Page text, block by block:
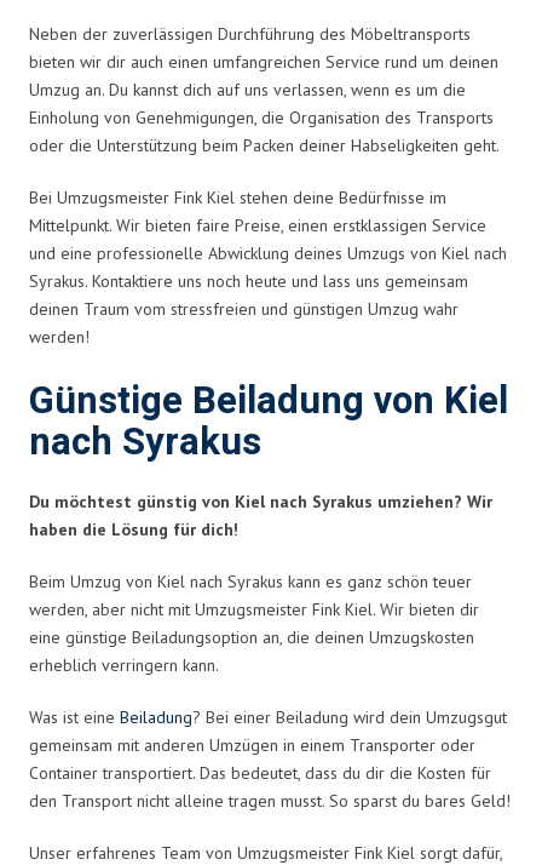
Neben der zuverlässigen Durchführung des Möbeltransports
bieten wir dir auch einen umfangreichen Service rund um deinen
Umzug an. Du kannst dich auf uns verlassen, wenn es um die
Einholung von Genehmigungen, die Organisation des Transports
oder die Unterstützung beim Packen deiner Habseligkeiten geht.
Bei Umzugsmeister Fink Kiel stehen deine Bedürfnisse im
Mittelpunkt. Wir bieten faire Preise, einen erstklassigen Service
und eine professionelle Abwicklung deines Umzugs von Kiel nach
Syrakus. Kontaktiere uns noch heute und lass uns gemeinsam
deinen Traum vom stressfreien und günstigen Umzug wahr
werden!
Günstige Beiladung von Kiel
nach Syrakus
Du möchtest günstig von Kiel nach Syrakus umziehen? Wir
haben die Lösung für dich!
Beim Umzug von Kiel nach Syrakus kann es ganz schön teuer
werden, aber nicht mit Umzugsmeister Fink Kiel. Wir bieten dir
eine günstige Beiladungsoption an, die deinen Umzugskosten
erheblich verringern kann.
Was ist eine Beiladung? Bei einer Beiladung wird dein Umzugsgut
gemeinsam mit anderen Umzügen in einem Transporter oder
Container transportiert. Das bedeutet, dass du dir die Kosten für
den Transport nicht alleine tragen musst. So sparst du bares Geld!
Unser erfahrenes Team von Umzugsmeister Fink Kiel sorgt dafür,